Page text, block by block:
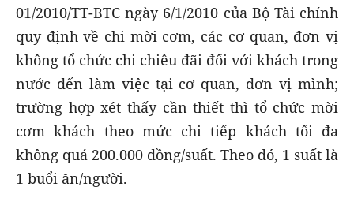
01/2010/TT-BTC ngày 6/1/2010 của Bộ Tài chính
quy định về chi mời cơm, các cơ quan, đơn vị
không tổ chức chi chiêu đãi đối với khách trong
nước đến làm việc tại cơ quan, đơn vị mình;
trường hợp xét thấy cần thiết thì tổ chức mời
cơm khách theo mức chi tiếp khách tối đa
không quá 200.000 đồng/suất. Theo đó, 1 suất là
1 buổi ăn/người.